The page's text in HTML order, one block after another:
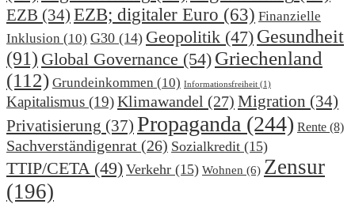
EZB (34) EZB; digitaler Euro (63) Finanzielle
Inklusion (10) G30 (14) Geopolitik (47) Gesundheit
(91) Global Governance (54) Griechenland
(112) Grundeinkommen (10) Informationsfreiheit (1)
Kapitalismus (19)Klimawandel (27) Migration (34)
Privatisierung (37) Propaganda (244) Rente (8)
Sachverständigenrat (26) Sozialkredit (15)
TTIP/CETA (49) Verkehr (15) Wohnen (6) Zensur
(196)